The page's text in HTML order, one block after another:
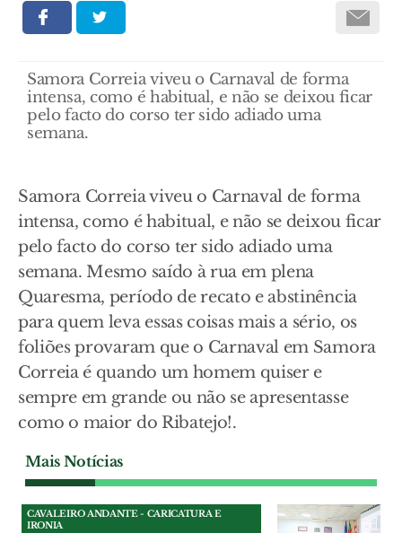
Samora Correia viveu o Carnaval de forma
intensa, como é habitual, e não se deixou ficar
pelo facto do corso ter sido adiado uma
semana.
Samora Correia viveu o Carnaval de forma
intensa, como é habitual, e não se deixou ficar
pelo facto do corso ter sido adiado uma
semana. Mesmo saído à rua em plena
Quaresma, período de recato e abstinência
para quem leva essas coisas mais a sério, os
foliões provaram que o Carnaval em Samora
Correia é quando um homem quiser e
sempre em grande ou não se apresentasse
como o maior do Ribatejo!.
Mais Notícias
CAVALEIRO ANDANTE - CARICATURA E
IRONIA